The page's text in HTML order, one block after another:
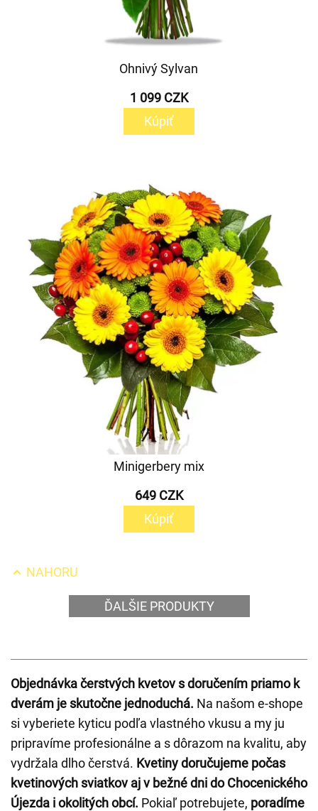
Ohnivý Sylvan
1 099 CZK
Kúpiť
Minigerbery mix
649 CZK
Kúpiť
NAHORU
ĎALŠIE PRODUKTY
Objednávka čerstvých kvetov s doručením priamo k
dverám je skutočne jednoduchá. Na našom e-shope
si vyberiete kyticu podľa vlastného vkusu a my ju
pripravíme profesionálne a s dôrazom na kvalitu, aby
vydržala dlho čerstvá. Kvetiny doručujeme počas
kvetinových sviatkov aj v bežné dni do Chocenického
Újezda i okolitých obcí. Pokiaľ potrebujete, poradíme